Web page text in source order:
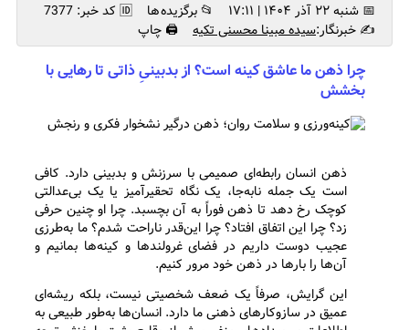
📅 شنبه ۲۲ آذر ۱۴۰۴ | ۱۷:۱۱ 📂 برگزیده ها
🆔 کد خبر: 7377
✍️ خبرنگار:سیده مبینا محسنی تکیه 🖨 چاپ
چرا ذهن ما عاشق کینه است؟ از بدبینیِ ذاتی تا رهایی با
بخشش
ذهن انسان رابطه‌ای صمیمی با سرزنش و بدبینی دارد. کافی
است یک جمله نابه‌جا، یک نگاه تحقیرآمیز یا یک بی‌عدالتی
کوچک رخ دهد تا ذهن فوراً به آن بچسبد. چرا او چنین حرفی
زد؟ چرا این اتفاق افتاد؟ چرا این‌قدر ناراحت شدم؟ ما به‌طرزی
عجیب دوست داریم در فضای غرولندها و کینه‌ها بمانیم و
آن‌ها را بارها در ذهن خود مرور کنیم.
این گرایش، صرفاً یک ضعف شخصیتی نیست، بلکه ریشه‌ای
عمیق در سازوکارهای ذهنی ما دارد. انسان‌ها به‌طور طبیعی به